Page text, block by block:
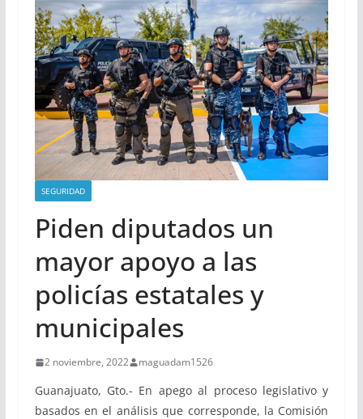
SEGURIDAD
Piden diputados un
mayor apoyo a las
policías estatales y
municipales
2 noviembre, 2022 maguadam1526
Guanajuato, Gto.- En apego al proceso legislativo y
basados en el análisis que corresponde, la Comisión